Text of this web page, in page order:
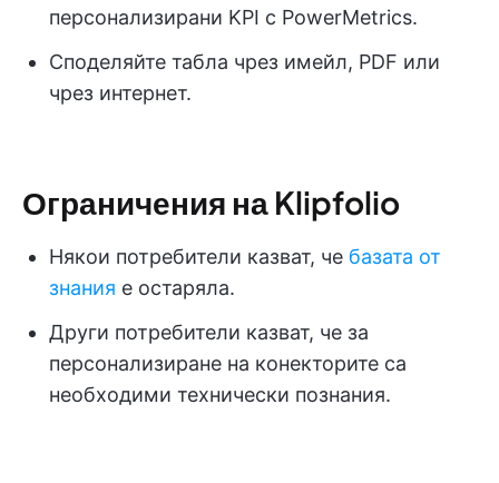
персонализирани KPI с PowerMetrics.
Споделяйте табла чрез имейл, PDF или
чрез интернет.
Ограничения на Klipfolio
Някои потребители казват, че базата от
знания е остаряла.
Други потребители казват, че за
персонализиране на конекторите са
необходими технически познания.